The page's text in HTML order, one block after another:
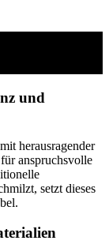
und
herausragender
anspruchsvolle
setzt dieses